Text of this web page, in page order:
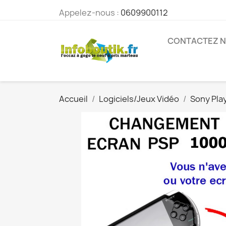
Appelez-nous : 0609900112
CONTACTEZ
Accueil Logiciels/Jeux Vidéo Sony